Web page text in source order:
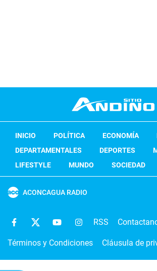
INICIO POLÍTICA ECONOMÍA
DEPARTAMENTALES
DEPORTES
LIFESTYLE
MUNDO SOCIEDAD
ACONCAGUA RADIO
RSS
Términos y Condiciones Cláusula de